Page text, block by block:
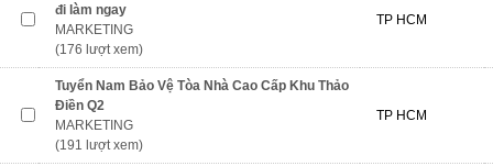
đi làm ngay
MARKETING
(176 lượt xem)
TP HCM
Tuyển Nam Bảo Vệ Tòa Nhà Cao Cấp Khu Thảo
Điền Q2
MARKETING
(191 lượt xem)
TP HCM